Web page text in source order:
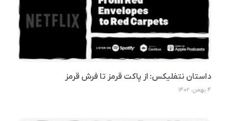
داستان نتفلیکس: از پاکت‌ قرمز تا فرش قرمز
۴ بهمن، ۱۴۰۲